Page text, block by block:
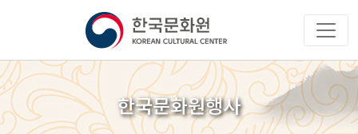
한국문화원행사